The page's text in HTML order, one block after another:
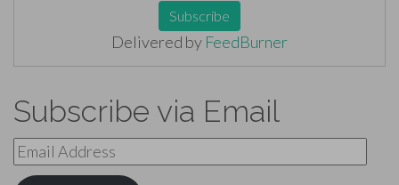
Delivered by FeedBurner
Subscribe via Email
Email
Address